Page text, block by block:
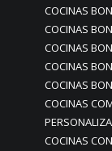
COCINAS
COCINAS
COCINAS
COCINAS
COCINAS
COCINAS
COCINAS